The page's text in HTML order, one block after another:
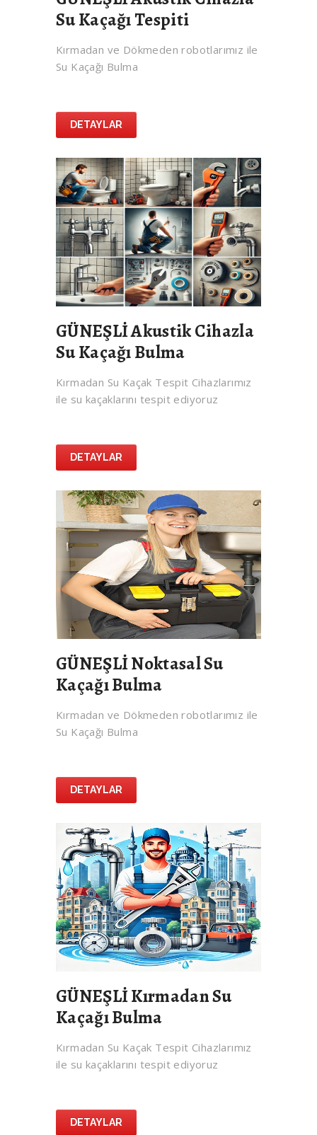
Su Kaçağı Tespiti
Kırmadan ve Dökmeden robotlarımız ile
Su Kaçağı Bulma
DETAYLAR
GÜNEŞLİ Akustik Cihazla
Su Kaçağı Bulma
Kırmadan Su Kaçak Tespit Cihazlarımız
ile su kaçaklarını tespit ediyoruz
DETAYLAR
GÜNEŞLİ Noktasal Su
Kaçağı Bulma
Kırmadan ve Dökmeden robotlarımız ile
Su Kaçağı Bulma
DETAYLAR
GÜNEŞLİ Kırmadan Su
Kaçağı Bulma
Kırmadan Su Kaçak Tespit Cihazlarımız
ile su kaçaklarını tespit ediyoruz
DETAYLAR